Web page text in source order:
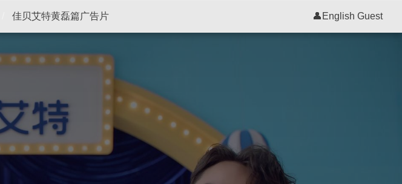
佳贝艾特黄磊篇广告片 👤 English Guest